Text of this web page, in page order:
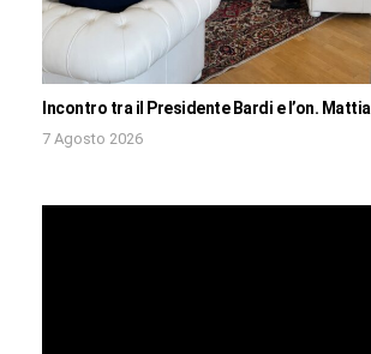
Incontro tra il Presidente Bardi e l’on. Mattia
7 Agosto 2026